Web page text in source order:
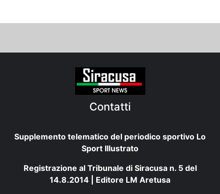
Contatti
Supplemento telematico del periodico sportivo Lo
Sport Illustrato
Registrazione al Tribunale di Siracusa n. 5 del
14.8.2014 | Editore LM Aretusa